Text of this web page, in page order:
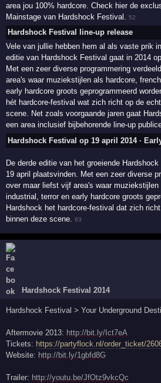
area jou 100% hardcore. Check hier de
Mainstage van Hardshock Festival.52
Hardshock Festival line-up release
Vele van jullie hebben hem al als vaste prik
editie van Hardshock Festival gaat in 2014
Met een zeer diverse programmering
area's waar muziekstijlen als hardcore,
early hardcore groots geprogrammeerd
hét hardcore-festival wat zich richt op de
scene. Net zoals voorgaande jaren gaat
een area inclusief bijbehorende line-up
Hardshock Festival op 19 april 2014 ·
De derde editie van het groeiende
19 april plaatsvinden. Met een zeer diverse
over maar liefst vijf area's waar
industrial, terror en early hardcore groots
Hardshock het hardcore-festival dat zich
binnen deze scene.93
Hardshock Festival 2014
Hardshock Festival > Your Underground
Aftermovie 2013: http://bit.ly/Ict7eA
Tickets: https://partyflock.nl/order_ticket/
Website: http://bit.ly/1gbfd8G
Trailer: http://youtu.be/JfOtz9vkcQc